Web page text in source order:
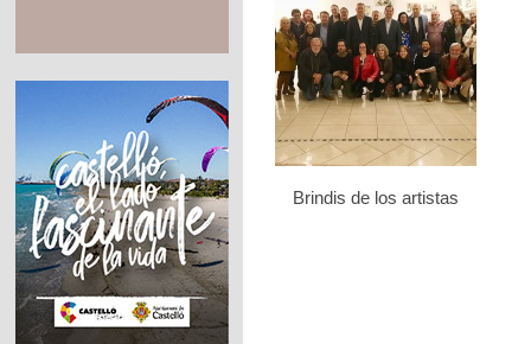
Brindis de los artistas